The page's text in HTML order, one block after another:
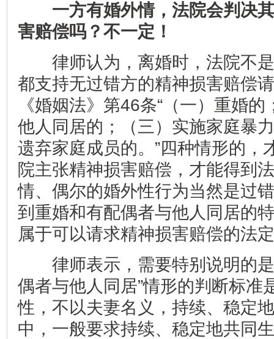
一方有婚外情，法院会判决
害赔偿吗？不一定！
律师认为，离婚时，法院不是
都支持无过错方的精神损害赔偿
《婚姻法》第46条“（一）重婚
他人同居的；（三）实施家庭暴
遗弃家庭成员的。”四种情形的，
院主张精神损害赔偿，才能得到
情、偶尔的婚外性行为当然是过
到重婚和有配偶者与他人同居的
属于可以请求精神损害赔偿的法
律师表示，需要特别说明的是
偶者与他人同居”情形的判断标准
性，不以夫妻名义，持续、稳定
中，一般要求持续、稳定地共同